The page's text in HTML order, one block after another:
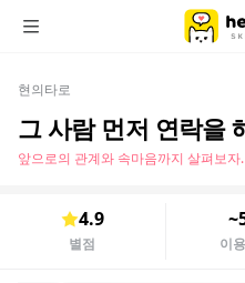
현의타로
그 사람 먼저 연락을
앞으로의 관계와 속마음까지 살펴보자.
4.9
별점 이